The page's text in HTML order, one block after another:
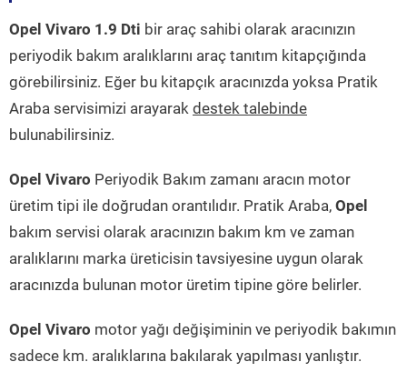
Opel Vivaro 1.9 Dti bir araç sahibi olarak aracınızın
periyodik bakım aralıklarını araç tanıtım kitapçığında
görebilirsiniz. Eğer bu kitapçık aracınızda yoksa Pratik
Araba servisimizi arayarak destek talebinde
bulunabilirsiniz.
Opel Vivaro Periyodik Bakım zamanı aracın motor
üretim tipi ile doğrudan orantılıdır. Pratik Araba, Opel
bakım servisi olarak aracınızın bakım km ve zaman
aralıklarını marka üreticisin tavsiyesine uygun olarak
aracınızda bulunan motor üretim tipine göre belirler.
Opel Vivaro motor yağı değişiminin ve periyodik bakımın
sadece km. aralıklarına bakılarak yapılması yanlıştır.